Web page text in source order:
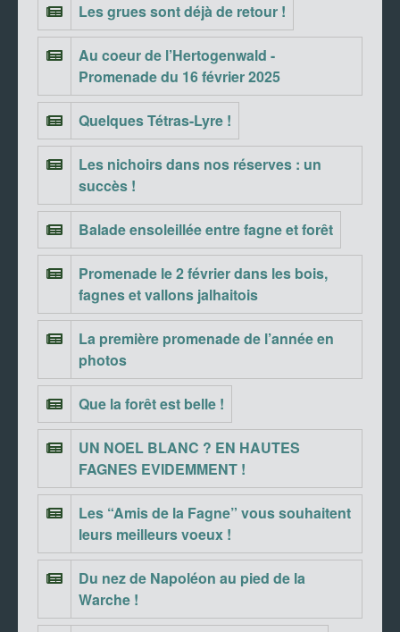
Les grues sont déjà de retour !
Au coeur de l’Hertogenwald -
Promenade du 16 février 2025
Quelques Tétras-Lyre !
Les nichoirs dans nos réserves : un
succès !
Balade ensoleillée entre fagne et forêt
Promenade le 2 février dans les bois,
fagnes et vallons jalhaitois
La première promenade de l’année en
photos
Que la forêt est belle !
UN NOEL BLANC ? EN HAUTES
FAGNES EVIDEMMENT !
Les “Amis de la Fagne” vous souhaitent
leurs meilleurs voeux !
Du nez de Napoléon au pied de la
Warche !